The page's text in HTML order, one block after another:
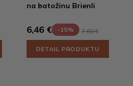
na batožinu Brienli
6,46 € -15% 7,60 €
DETAIL PRODUKTU